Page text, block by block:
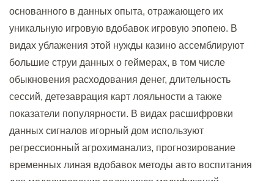
основанного в данных опыта, отражающего их
уникальную игровую вдобавок игровую эпопею. В
видах ублажения этой нужды казино ассемблируют
большие струи данных о геймерах, в том числе
обыкновения расходования денег, длительность
сессий, детезаврация карт лояльности а также
показатели популярности. В видах расшифровки
данных сигналов игорный дом используют
регрессионный агрохиманализ, прогнозирование
временных линая вдобавок методы авто воспитания